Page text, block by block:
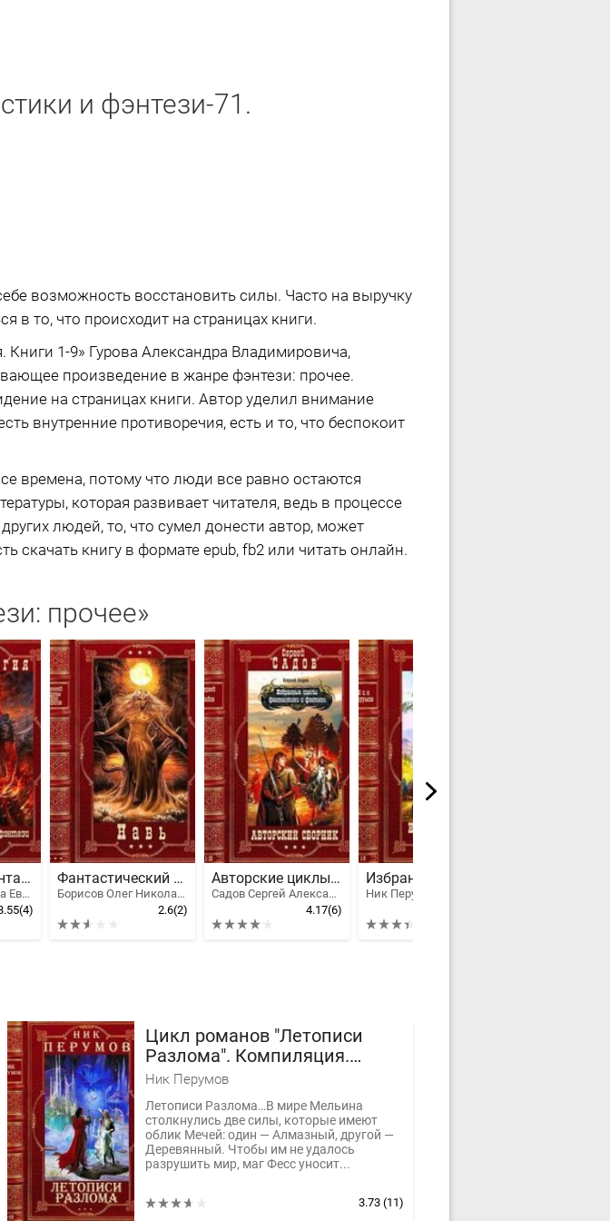
и фэнтези-71.
возможность восстановить силы. Часто на выручку
в то, что происходит на страницах книги.
1-9» Гурова Александра Владимировича,
произведение в жанре фэнтези: прочее.
на страницах книги. Автор уделил внимание
внутренние противоречия, есть и то, что беспокоит
времена, потому что люди все равно остаются
которая развивает читателя, ведь в процессе
людей, то, что сумел донести автор, может
скачать книгу в формате epub, fb2 или читать онлайн.
прочее»
Антология фантастики и фэнтези. Компиляция. Книги 1-9
Иванова Вероника Евгеньевна, Сазанов Владимир Валерьевич, Алексей Федорочев
(4)
Фантастический цикл романов "Навь". Компиляция. Книги 1-6
Борисов Олег Николаевич, Юллем Евгений
2.6(2)
Авторские циклы фантастики и фэнтези. Компиляция. Книги 1-15
Садов Сергей Александрович
4.17(6)
Ник Перумов
Цикл романов "Летописи
Разлома". Компиляция.
Романы 1-15
Ник Перумов
Летописи Разлома…В мире Мельина
столкнулись две силы, которые имеют
облик Мечей: один — Алмазный, другой —
Деревянный. Чтобы им не удалось
разрушить мир, маг Фесс уносит...
3.73(11)